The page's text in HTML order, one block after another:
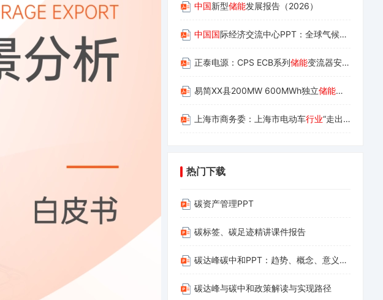
中国新型储能发展报告（2026）
中国国际经济交流中心PPT：全球气候治理与企业绿色低碳转型机遇
正泰电源：CPS ECB系列储能变流器安装使用手册
易简XX县200MW 600MWh独立储能项目送出线
上海市商务委：上海市电动车行业“走出去”指导手册
热门下载
碳资产管理PPT
碳标签、碳足迹精讲课件报告
碳达峰碳中和PPT：趋势、概念、意义、路径与探索（碳达峰碳中和相关内容介绍及减污降碳的路径解读）(1)
碳达峰与碳中和政策解读与实现路径